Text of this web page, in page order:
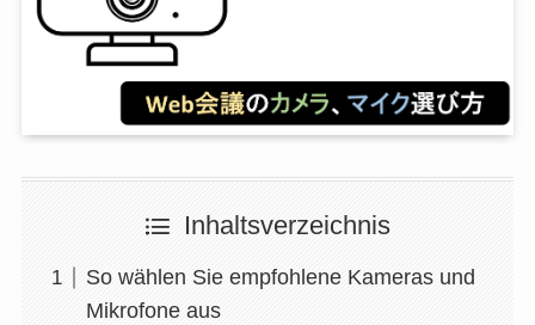
Inhaltsverzeichnis
So wählen Sie empfohlene Kameras und
Mikrofone aus